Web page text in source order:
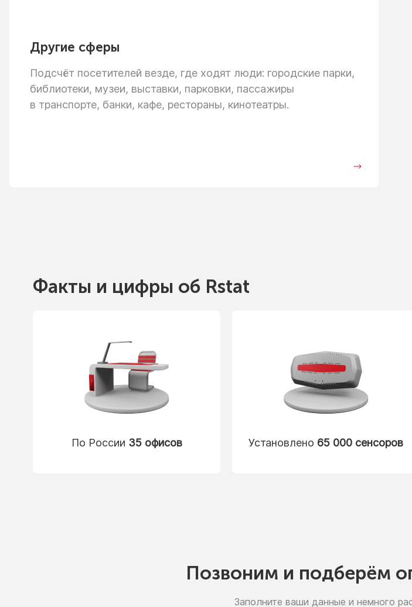
Другие сферы
Подсчёт посетителей везде, где ходят люди: городские парки,
библиотеки, музеи, выставки, парковки, пассажиры
в транспорте, банки, кафе, рестораны, кинотеатры.
Факты и цифры об Rstat
По России 35 офисов Установлено 65 000 сенсоров
Позвоним и подберём
Заполните ваши данные и немного